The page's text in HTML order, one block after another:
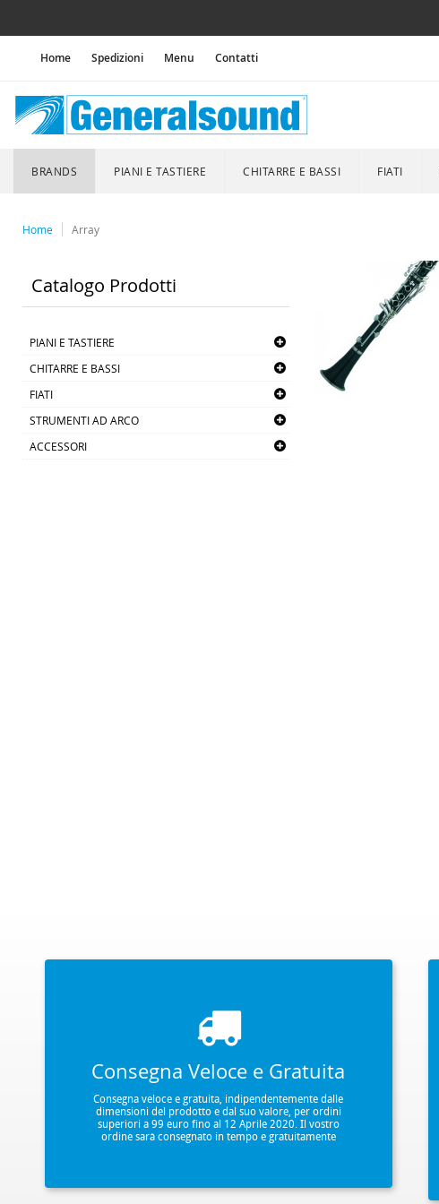
Home Spedizioni Menu Contatti
BRANDS PIANI E TASTIERE CHITARRE E BASSI FIATI
Home Array
Catalogo Prodotti
PIANI E TASTIERE
CHITARRE E BASSI
FIATI
STRUMENTI AD ARCO
ACCESSORI
Consegna Veloce e Gratuita
Consegna veloce e gratuita, indipendentemente dalle
dimensioni del prodotto e dal suo valore, per ordini
superiori a 99 euro fino al 12 Aprile 2020. Il vostro
ordine sarà consegnato in tempo e gratuitamente